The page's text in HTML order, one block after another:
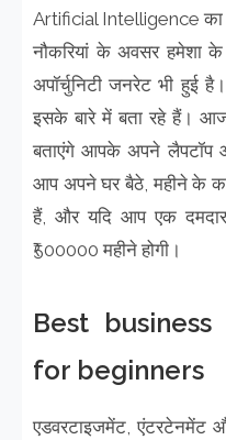
Artificial Intelligence का
नौकरियां के अवसर हमेशा
अपॉर्चुनिटी जनरेट भी हुई
इसके बारे में बता रहे हैं।
बताएंगे आपके अपने लैपटॉप
आप अपने घर बैठे, महीने के
हैं, और यदि आप एक
₹500000 महीने होगी।
Best
for beginners
एडवरटाइजमेंट, एंटरटेनमेंट